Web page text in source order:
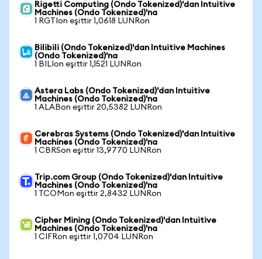
Rigetti Computing (Ondo Tokenized)'dan Intuitive
Machines (Ondo Tokenized)'na
1 RGTIon eşittir 1,0618 LUNRon
Bilibili (Ondo Tokenized)'dan Intuitive Machines
(Ondo Tokenized)'na
1 BILIon eşittir 1,1521 LUNRon
Astera Labs (Ondo Tokenized)'dan Intuitive
Machines (Ondo Tokenized)'na
1 ALABon eşittir 20,5382 LUNRon
Cerebras Systems (Ondo Tokenized)'dan Intuitive
Machines (Ondo Tokenized)'na
1 CBRSon eşittir 13,9770 LUNRon
Trip.com Group (Ondo Tokenized)'dan Intuitive
Machines (Ondo Tokenized)'na
1 TCOMon eşittir 2,8432 LUNRon
Cipher Mining (Ondo Tokenized)'dan Intuitive
Machines (Ondo Tokenized)'na
1 CIFRon eşittir 1,0704 LUNRon